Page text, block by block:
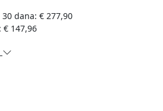
dana: € 277,90
€ 147,96